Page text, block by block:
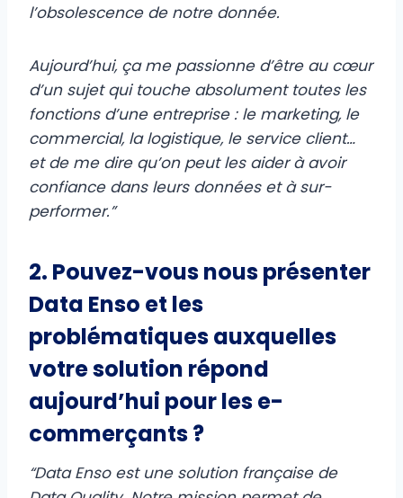
l’obsolescence de notre donnée.
Aujourd’hui, ça me passionne d’être au cœur
d’un sujet qui touche absolument toutes les
fonctions d’une entreprise : le marketing, le
commercial, la logistique, le service client…
et de me dire qu’on peut les aider à avoir
confiance dans leurs données et à sur-
performer.”
2. Pouvez-vous nous présenter
Data Enso et les
problématiques auxquelles
votre solution répond
aujourd’hui pour les e-
commerçants ?
“Data Enso est une solution française de